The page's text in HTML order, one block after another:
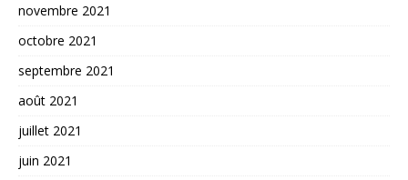
novembre 2021
octobre 2021
septembre 2021
août 2021
juillet 2021
juin 2021